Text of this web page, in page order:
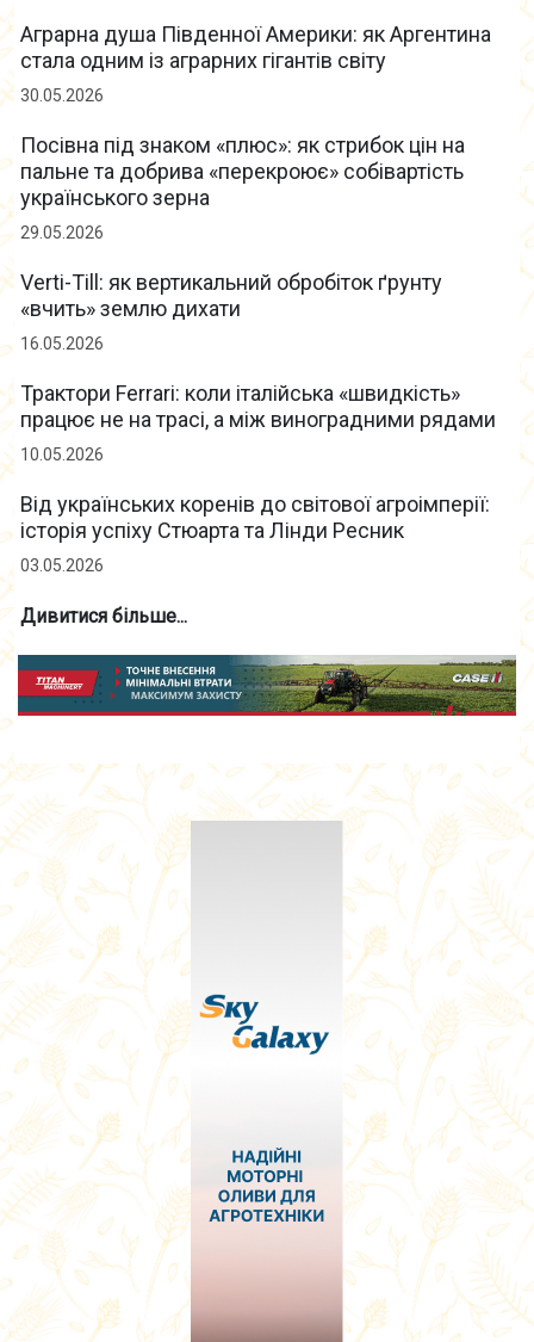
Аграрна душа Південної Америки: як Аргентина
стала одним із аграрних гігантів світу
30.05.2026
Посівна під знаком «плюс»: як стрибок цін на
пальне та добрива «перекроює» собівартість
українського зерна
29.05.2026
Verti-Till: як вертикальний обробіток ґрунту
«вчить» землю дихати
16.05.2026
Трактори Ferrari: коли італійська «швидкість»
працює не на трасі, а між виноградними рядами
10.05.2026
Від українських коренів до світової агроімперії:
історія успіху Стюарта та Лінди Ресник
03.05.2026
Дивитися більше...